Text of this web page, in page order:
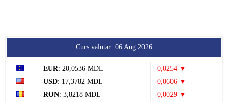
Curs valutar: 06 Aug 2026
EUR: 20,0536 MDL
-0,0254 ▼
USD: 17,3782 MDL
-0,0606 ▼
RON: 3,8218 MDL
-0,0029 ▼